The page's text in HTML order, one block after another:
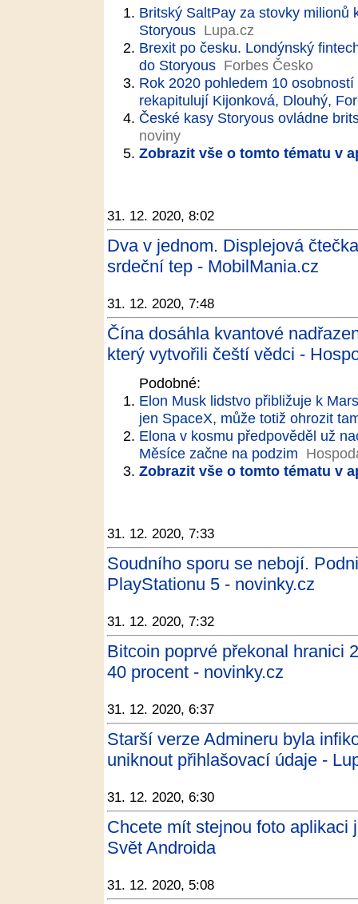
Britský SaltPay za stovky milionů
Storyous Lupa.cz
Brexit po česku. Londýnský
do Storyous Forbes Česko
Rok 2020 pohledem 10
rekapitulují Kijonková, Dlouhý,
České kasy Storyous ovládne
noviny
Zobrazit vše o tomto tématu v
31. 12. 2020, 8:02
Dva v jednom. Displejová
srdeční tep - MobilMania.cz
31. 12. 2020, 7:48
Čína dosáhla kvantové
který vytvořili čeští vědci -
Podobné:
Elon Musk lidstvo přibližuje k
jen SpaceX, může totiž ohrozit
Elona v kosmu předpověděl už
Měsíce začne na podzim
Zobrazit vše o tomto tématu v
31. 12. 2020, 7:33
Soudního sporu se nebojí.
PlayStationu 5 - novinky.cz
31. 12. 2020, 7:32
Bitcoin poprvé překonal hranici
40 procent - novinky.cz
31. 12. 2020, 6:37
Starší verze Admineru byla
uniknout přihlašovací údaje -
31. 12. 2020, 6:30
Chcete mít stejnou foto aplikaci
Svět Androida
31. 12. 2020, 5:08